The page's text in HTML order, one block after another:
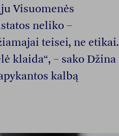
Visuomenės
neliko –
teisei, ne etikai.
klaida“, – sako Džina
kalbą